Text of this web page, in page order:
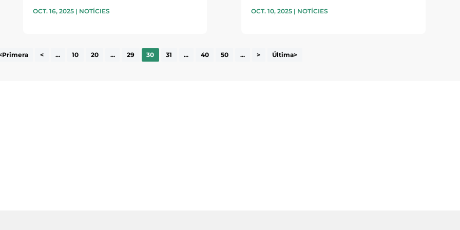
OCT. 16, 2025| NOTÍCIES OCT. 10, 2025| NOTÍCIES
< ... 10 20 ... 29 30 31 ... 40 50 ... > Última>